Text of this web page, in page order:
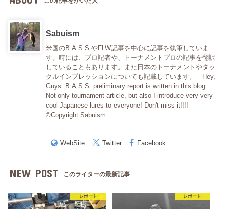
Sabuism
米国のB.A.S.S.やFLW記事を中心に記事を執筆していま
す。時には、プロ記者や、トーナメントプロの記事を翻訳
していることもあります。また日本のトーナメントやタッ
クルインプレッションについても記載しています。 Hey,
Guys. B.A.S.S. preliminary report is written in this blog.
Not only tournament article, but also I introduce very very
cool Japanese lures to everyone! Don't miss it!!!!
©Copyright Sabuism
WebSite Twitter Facebook
NEW POST このライターの最新記事
レポート レポート